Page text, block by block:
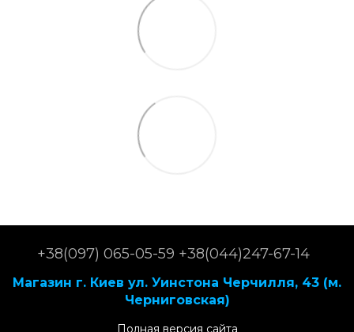
+38(097) 065-05-59 +38(044)247-67-14
Магазин г. Киев ул. Уинстона Черчилля, 43 (м.
Черниговская)
Полная версия сайта